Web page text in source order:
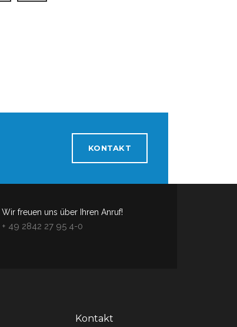
KONTAKT
Wir freuen uns über Ihren Anruf!
+ 49 2842 27 95 4-0
Kontakt